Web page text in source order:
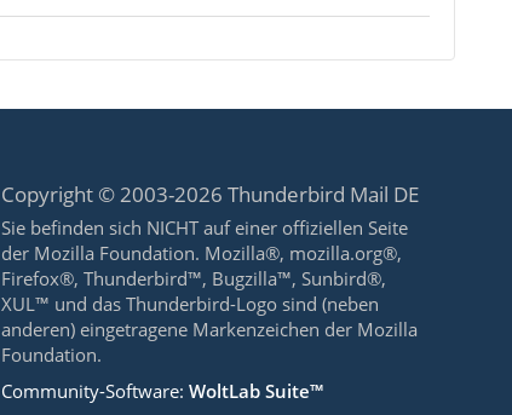
Copyright © 2003-2026 Thunderbird Mail DE
Sie befinden sich NICHT auf einer offiziellen Seite
der Mozilla Foundation. Mozilla®, mozilla.org®,
Firefox®, Thunderbird™, Bugzilla™, Sunbird®,
XUL™ und das Thunderbird-Logo sind (neben
anderen) eingetragene Markenzeichen der Mozilla
Foundation.
Community-Software:WoltLab Suite™